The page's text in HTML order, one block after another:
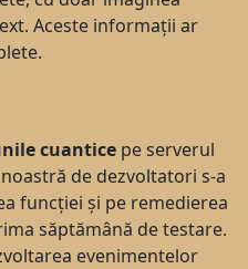
Aceste informații ar
cuantice pe serverul
de dezvoltatori s-a
funcției și pe remedierea
săptămână de testare.
evenimentelor